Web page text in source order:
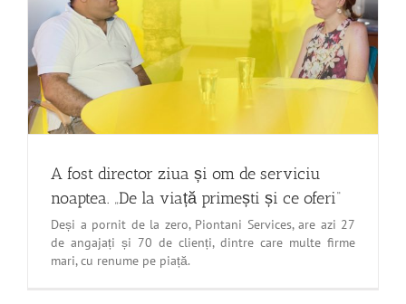
A fost director ziua și om de serviciu
noaptea. „De la viață primești și ce oferi“
Deși a pornit de la zero, Piontani Services, are azi 27
de angajați și 70 de clienți, dintre care multe firme
mari, cu renume pe piață.